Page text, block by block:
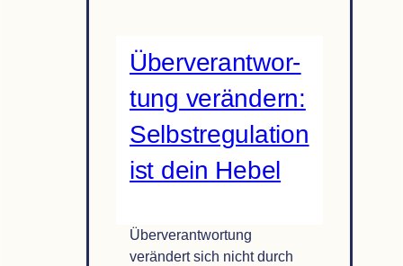
ste­
und
Wahr­
neh­
mung
Über­ver­ant­wor­
tung ver­än­dern:
Selbst­re­gu­la­tion
ist dein Hebel
Überverantwortung
verändert sich nicht durch